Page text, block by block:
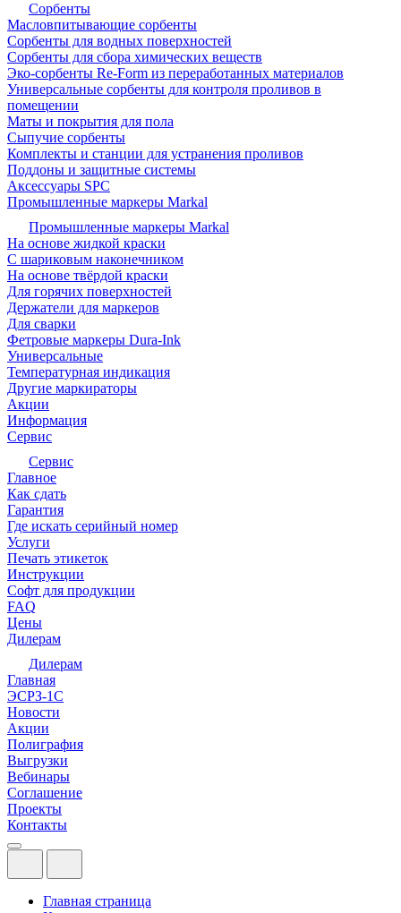
Сорбенты
Масловпитывающие сорбенты
Сорбенты для водных поверхностей
Сорбенты для сбора химических веществ
Эко-сорбенты Re-Form из переработанных материалов
Универсальные сорбенты для контроля проливов в
помещении
Маты и покрытия для пола
Сыпучие сорбенты
Комплекты и станции для устранения проливов
Поддоны и защитные системы
Аксессуары SPC
Промышленные маркеры Markal
Промышленные маркеры Markal
На основе жидкой краски
С шариковым наконечником
На основе твёрдой краски
Для горячих поверхностей
Держатели для маркеров
Для сварки
Фетровые маркеры Dura-Ink
Универсальные
Температурная индикация
Другие маркираторы
Акции
Информация
Сервис
Сервис
Главное
Как сдать
Гарантия
Где искать серийный номер
Услуги
Печать этикеток
Инструкции
Софт для продукции
FAQ
Цены
Дилерам
Дилерам
Главная
ЭСРЗ-1С
Новости
Акции
Полиграфия
Выгрузки
Вебинары
Соглашение
Проекты
Контакты
Главная страница